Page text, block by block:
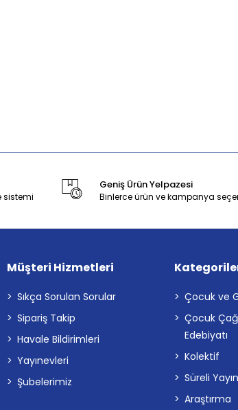
sistemi
Geniş Ürün Yelpazesi
Binlerce ürün ve kampanya
Müşteri Hizmetleri
Sıkça Sorulan Sorular
Sipariş Takip
Havale Bildirimleri
Yayınevleri
Şubelerimiz
Çocuk ve
Çocuk
Edebiyatı
Kolektif
Süreli
Araştırma